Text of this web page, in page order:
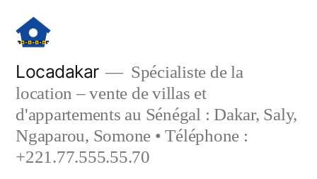
contenu
Locadakar
Spécialiste de la
location – vente de villas et
d'appartements au Sénégal : Dakar, Saly,
Ngaparou, Somone • Téléphone :
+221.77.555.55.70